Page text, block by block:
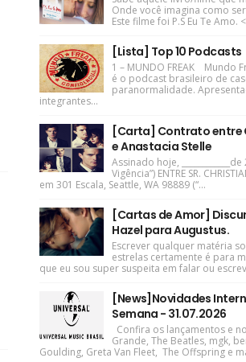
Onde você imagina como
Este filme foi P.S Eu Te Amo.
[Lista] Top 10 Podcasts
1 – MUNDO FREAK Mundo
é o podcast brasileiro de
paranormalidade.
integrantes...
[Carta] Contrato entre
e Anastacia Stelle
Assinado hoje,
Vigência”) ENTRE SR.
em 301 Escala, Seattle, WA 98889 (“...
[Cartas de Amor]
Hazel para Augustus.
Escrever qualquer matéria
estrelas certamente é para
que eu sou super suspeita em falar ou
[News]Novidades
Semana - 31.07.2026
Confira os lançamentos e
Grande, The Beatles, mgk,
Goulding, Greta Van Fleet, The Offspring e